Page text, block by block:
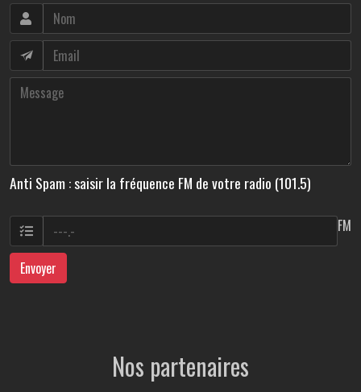
Anti Spam : saisir la fréquence FM de votre radio (101.5)
FM
Envoyer
Nos partenaires